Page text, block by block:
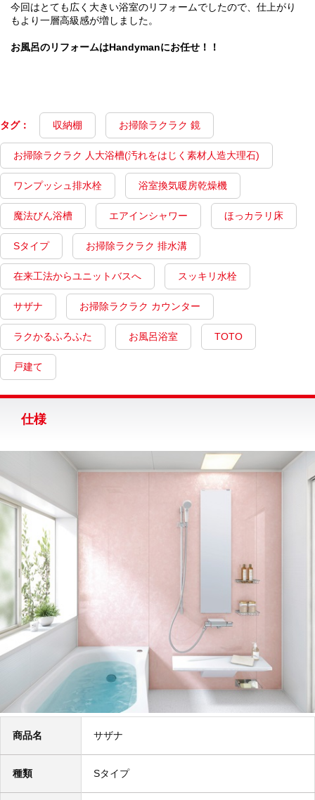
今回はとても広く大きい浴室のリフォームでしたので、仕上がり
もより一層高級感が増しました。
お風呂のリフォームはHandymanにお任せ！！
タグ： 収納棚 お掃除ラクラク 鏡
お掃除ラクラク 人大浴槽(汚れをはじく素材人造大理石)
ワンプッシュ排水栓 浴室換気暖房乾燥機
魔法びん浴槽 エアインシャワー ほっカラリ床
Sタイプ お掃除ラクラク 排水溝
在来工法からユニットバスへ スッキリ水栓
サザナ お掃除ラクラク カウンター
ラクかるふろふた お風呂浴室 TOTO
戸建て
仕様
商品名 サザナ
種類 Sタイプ